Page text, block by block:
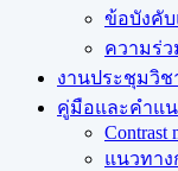
ข้อบังคั
ความร่
งานประชุมวิช
คู่มือและคำแ
Contrast
แนวทาง